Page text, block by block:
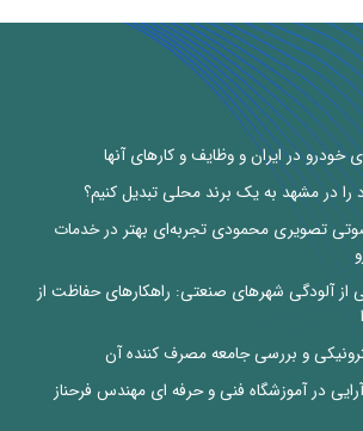
خودرو در ایران و وظایف و کارهای آنها
در مشهد به یک برند محلی تبدیل کنیم؟
تصویری محمودی تجربه‌ای بهتر در خدمات
از آلودگی شهرهای صنعتی: راهکارهای حفاظت از
و بررسی جامعه مصرف کننده آن
در آموزشگاه فنی و حرفه ای مهندس فرحناز